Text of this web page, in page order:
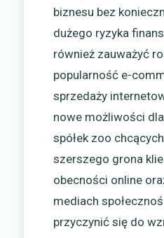
biznesu bez
dużego ryzyka
również zauważyć
popularność e-
sprzedaży
nowe możliwości
spółek zoo
szerszego grona
obecności online
mediach
przyczynić się do